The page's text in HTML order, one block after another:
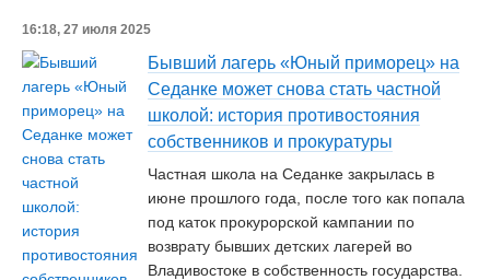
16:18, 27 июля 2025
Бывший лагерь «Юный приморец» на
Седанке может снова стать частной
школой: история противостояния
собственников и прокуратуры
Частная школа на Седанке закрылась в
июне прошлого года, после того как попала
под каток прокурорской кампании по
возврату бывших детских лагерей во
Владивостоке в собственность государства.